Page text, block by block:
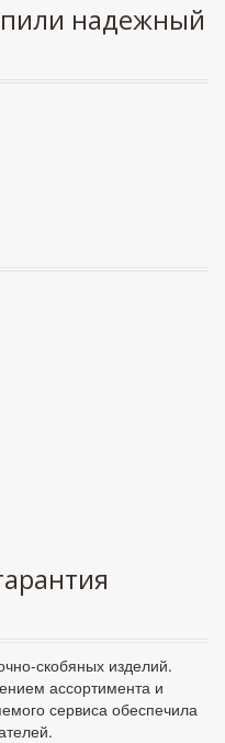
надежный
скобяных изделий.
ассортимента и
сервиса обеспечила